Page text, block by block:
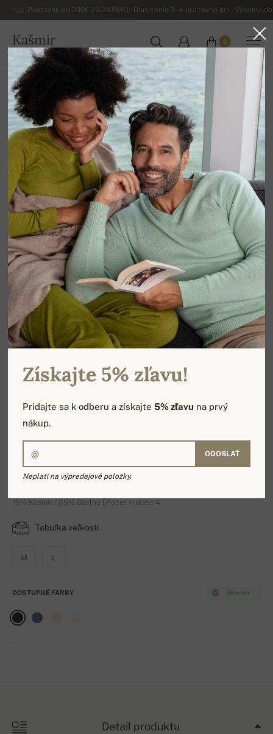
Poštovné od 200€ ZADARMO - Doručenie 3-4 pracovné dni - Výmena
Kašmír
SLOVENSKO
0
Domov Luxusné dámske kašmírové svetre Jar / leto
Stormie
15% Kašmír / 85% Bavlna | Počet vrstiev: 4
Tabuľka veľkostí
M L
Skladom
DOSTUPNÉ FARBY
Detail produktu
Získajte 5% zľavu!
Pridajte sa k odberu a získajte5% zľavu na prvý
nákup.
ODOSLAŤ
Neplatí na výpredajové položky.